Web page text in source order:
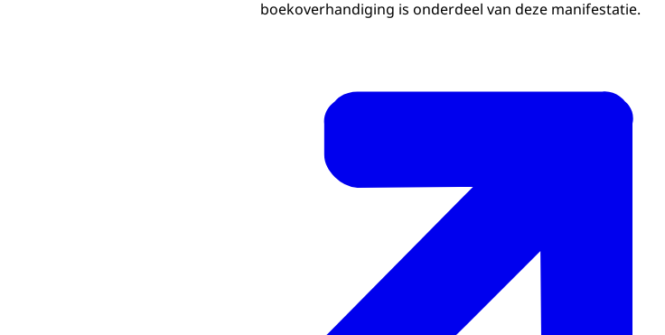
boekoverhandiging is onderdeel van deze manifestatie.